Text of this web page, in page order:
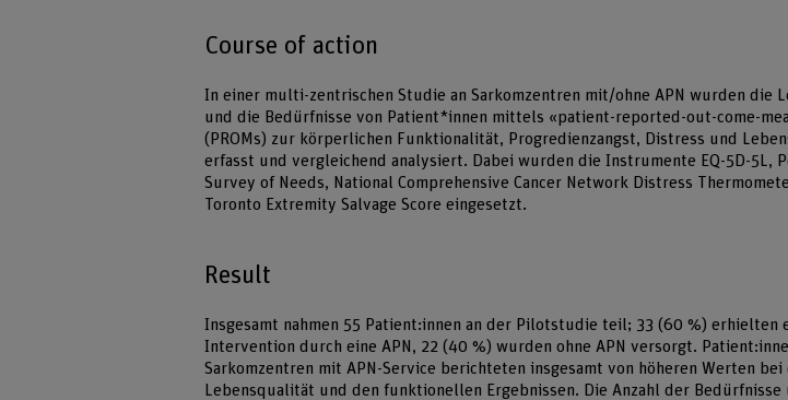
Course of action
In einer multi-zentrischen Studie an Sarkomzentren mit/ohne APN wurden die
und die Bedürfnisse von Patient*innen mittels «patient-reported-out-come-
(PROMs) zur körperlichen Funktionalität, Progredienzangst, Distress und
erfasst und vergleichend analysiert. Dabei wurden die Instrumente EQ-5D-5L,
Survey of Needs, National Comprehensive Cancer Network Distress
Toronto Extremity Salvage Score eingesetzt.
Result
Insgesamt nahmen 55 Patient:innen an der Pilotstudie teil; 33 (60 %) erhielten
Intervention durch eine APN, 22 (40 %) wurden ohne APN versorgt.
Sarkomzentren mit APN-Service berichteten insgesamt von höheren Werten bei
Lebensqualität und den funktionellen Ergebnissen. Die Anzahl der Bedürfnisse